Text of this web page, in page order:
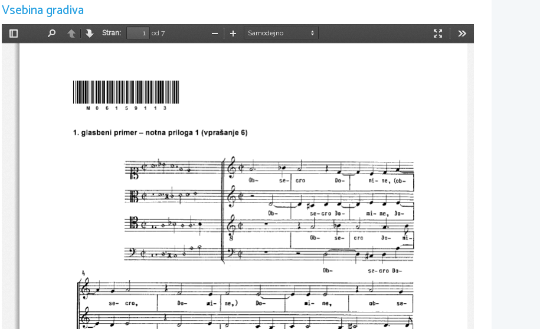
Vsebina gradiva
Preklopi
NazajNaprej
Stran:
od 7
Način
PomanjšajPovečaj
1. glasbeni primer – notna priloga 1 (vprašanje 6)